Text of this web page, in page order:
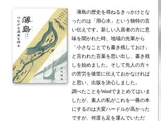
薄島の歴史を尋ねるきっかけとな
ったのは「用心水」という独特の言
い伝えです。新しい入居者の方に意
味を聞かれた時、地域の先輩から
「小さなことでも書き残しておけ」
と言われた言葉を思い出し、書き残
しを始めました。そして先人の方々
の苦労を後世に伝えておかなければ
と思い、出版を決心しました。
調べたことをWordでまとめてはいま
したが、素人の私がこれを一冊の本
にするのは大変ハードルが高かった
ですが、何度も足を運んでいただ